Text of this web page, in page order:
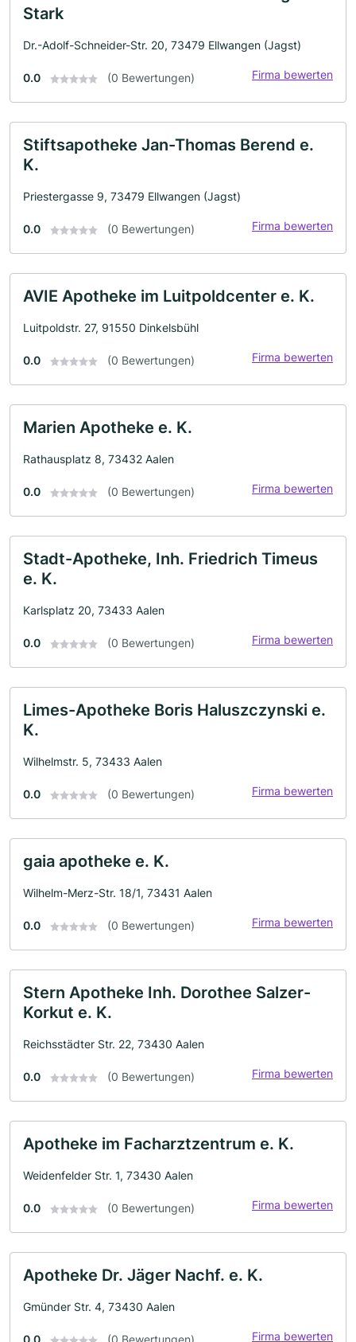
Stark
Dr.-Adolf-Schneider-Str. 20, 73479 Ellwangen (Jagst)
0.0 (0 Bewertungen) Firma bewerten
Stiftsapotheke Jan-Thomas Berend e.
K.
Priestergasse 9, 73479 Ellwangen (Jagst)
0.0 (0 Bewertungen) Firma bewerten
AVIE Apotheke im Luitpoldcenter e. K.
Luitpoldstr. 27, 91550 Dinkelsbühl
0.0 (0 Bewertungen) Firma bewerten
Marien Apotheke e. K.
Rathausplatz 8, 73432 Aalen
0.0 (0 Bewertungen) Firma bewerten
Stadt-Apotheke, Inh. Friedrich Timeus
e. K.
Karlsplatz 20, 73433 Aalen
0.0 (0 Bewertungen) Firma bewerten
Limes-Apotheke Boris Haluszczynski e.
K.
Wilhelmstr. 5, 73433 Aalen
0.0 (0 Bewertungen) Firma bewerten
gaia apotheke e. K.
Wilhelm-Merz-Str. 18/1, 73431 Aalen
0.0 (0 Bewertungen) Firma bewerten
Stern Apotheke Inh. Dorothee Salzer-
Korkut e. K.
Reichsstädter Str. 22, 73430 Aalen
0.0 (0 Bewertungen) Firma bewerten
Apotheke im Facharztzentrum e. K.
Weidenfelder Str. 1, 73430 Aalen
0.0 (0 Bewertungen) Firma bewerten
Apotheke Dr. Jäger Nachf. e. K.
Gmünder Str. 4, 73430 Aalen
0.0 (0 Bewertungen) Firma bewerten